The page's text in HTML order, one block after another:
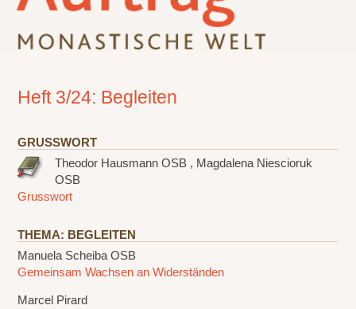
Heft 3/24: Begleiten
GRUSSWORT
Theodor Hausmann OSB , Magdalena Niescioruk
OSB
Grusswort
THEMA: BEGLEITEN
Manuela Scheiba OSB
Gemeinsam Wachsen an Widerständen
Marcel Pirard